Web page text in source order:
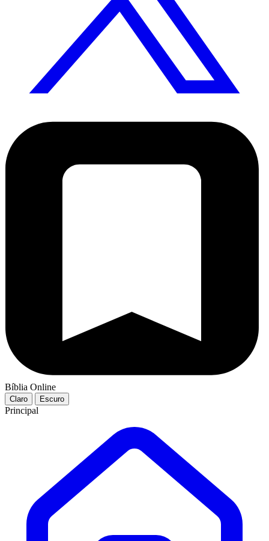
Bíblia Online
Claro Escuro
Principal